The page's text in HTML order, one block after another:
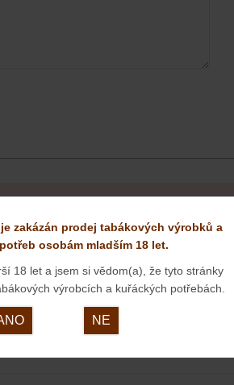
ZÁKONA OVĚŘOVÁNA VĚKOVÁ
VÝROBKŮ.
zakázán prodej tabákových výrobků a
osobám mladším 18 let.
18 let a jsem si vědom(a), že tyto stránky
výrobcích a kuřáckých potřebách.
NE